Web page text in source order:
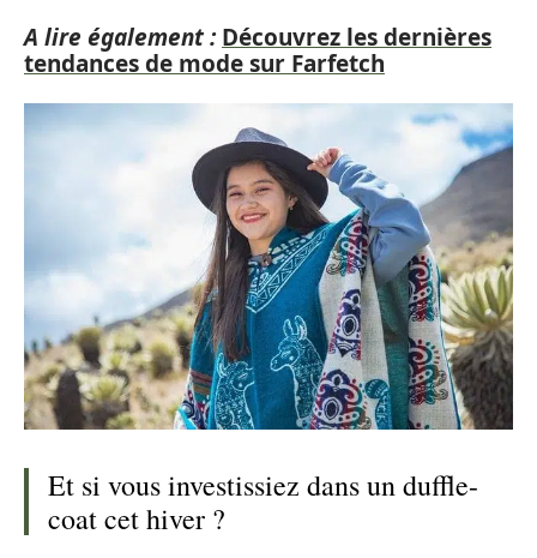
A lire également : Découvrez les dernières
tendances de mode sur Farfetch
Et si vous investissiez dans un duffle-
coat cet hiver ?